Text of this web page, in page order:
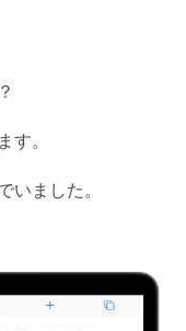
。
ました。